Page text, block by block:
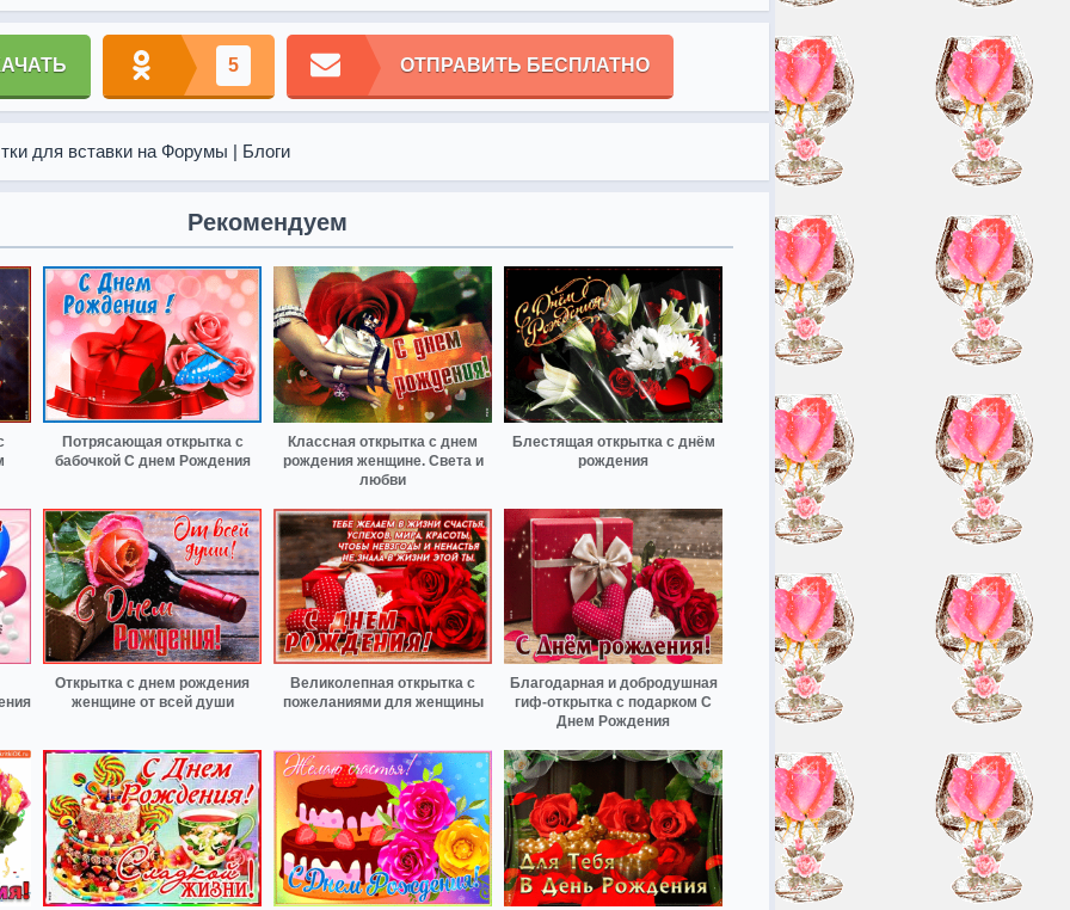
5 ОТПРАВИТЬ БЕСПЛАТНО
для вставки на Форумы | Блоги
Рекомендуем
Потрясающая открытка с
бабочкой С днем Рождения
Классная открытка с днем
рождения женщине. Света и
любви
Блестящая открытка с днём
рождения
Открытка с днем рождения
женщине от всей души
Великолепная открытка с
пожеланиями для женщины
Благодарная и добродушная
гиф-открытка с подарком С
Днем Рождения